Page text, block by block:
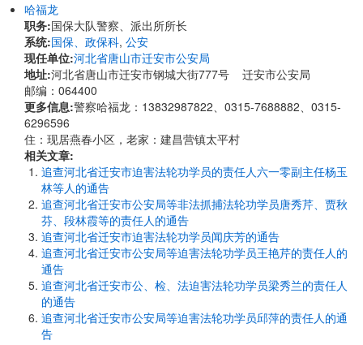
哈福龙
职务:国保大队警察、派出所所长
系统:国保、政保科, 公安
现任单位:河北省唐山市迁安市公安局
地址:河北省唐山市迁安市钢城大街777号 迁安市公安局
邮编：064400
更多信息:警察哈福龙：13832987822、0315-7688882、0315-
6296596
住：现居燕春小区，老家：建昌营镇太平村
相关文章:
追查河北省迁安市迫害法轮功学员的责任人六一零副主任杨玉
林等人的通告
追查河北省迁安市公安局等非法抓捕法轮功学员唐秀芹、贾秋
芬、段林霞等的责任人的通告
追查河北省迁安市迫害法轮功学员闻庆芳的通告
追查河北省迁安市公安局等迫害法轮功学员王艳芹的责任人的
通告
追查河北省迁安市公、检、法迫害法轮功学员梁秀兰的责任人
的通告
追查河北省迁安市公安局等迫害法轮功学员邱萍的责任人的通
告